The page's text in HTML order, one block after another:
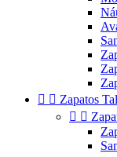
  Zapatos
 